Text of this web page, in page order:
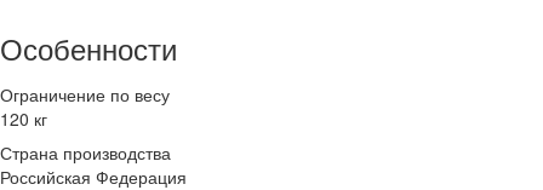
Особенности
Ограничение по весу
120 кг
Страна производства
Российская Федерация